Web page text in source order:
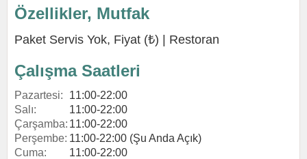
Özellikler, Mutfak
Paket Servis Yok, Fiyat (₺) | Restoran
Çalışma Saatleri
Pazartesi:
11:00-22:00
Salı:
11:00-22:00
Çarşamba: 11:00-22:00
Perşembe: 11:00-22:00 (Şu Anda Açık)
Cuma:
11:00-22:00